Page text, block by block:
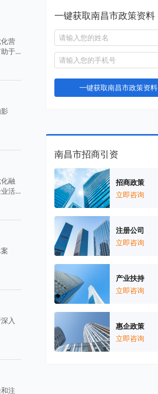
营
于
融
活
入
注
一键获取南昌市政策资料
一键获取南昌市政策资料
南昌市招商引资
招商政策
立即咨询
注册公司
立即咨询
产业扶持
立即咨询
惠企政策
立即咨询